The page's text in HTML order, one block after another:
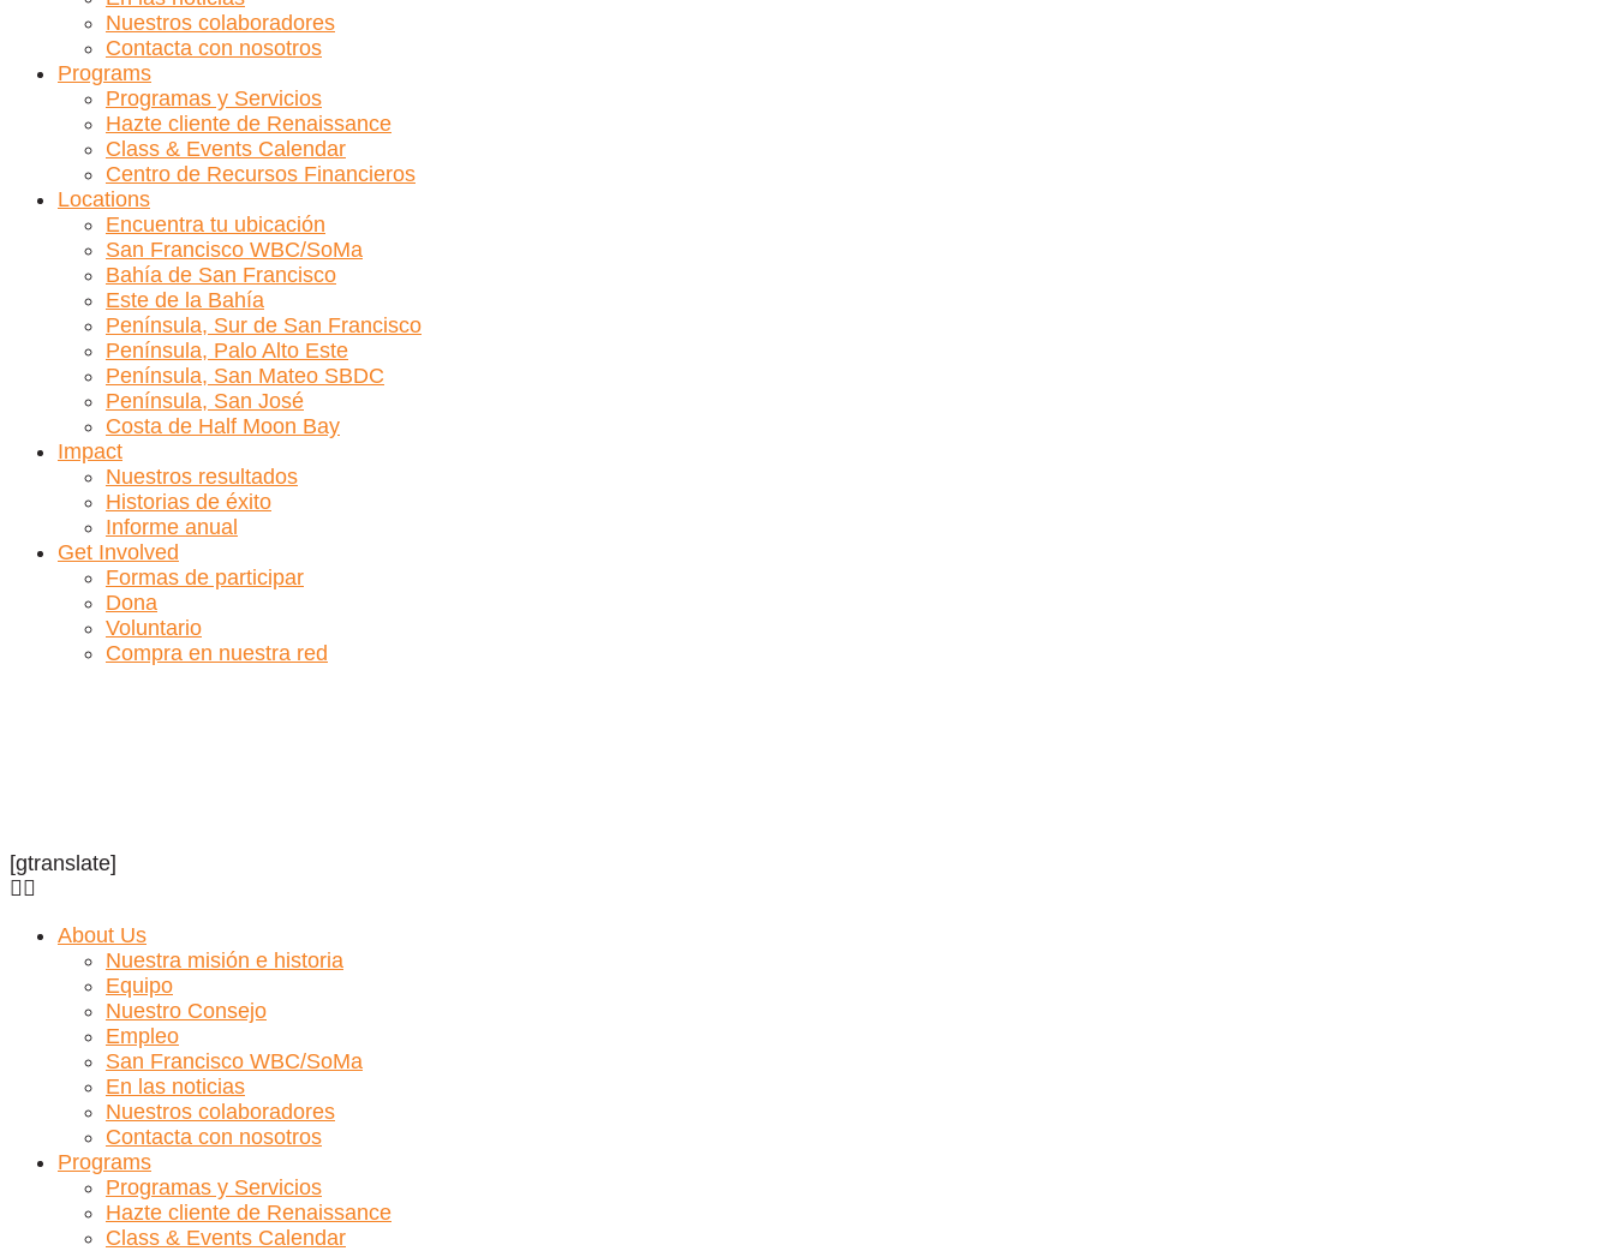
Nuestros colaboradores
Contacta con nosotros
Programs
Programas y Servicios
Hazte cliente de Renaissance
Class & Events Calendar
Centro de Recursos Financieros
Locations
Encuentra tu ubicación
San Francisco WBC/SoMa
Bahía de San Francisco
Este de la Bahía
Península, Sur de San Francisco
Península, Palo Alto Este
Península, San Mateo SBDC
Península, San José
Costa de Half Moon Bay
Impact
Nuestros resultados
Historias de éxito
Informe anual
Get Involved
Formas de participar
Dona
Voluntario
Compra en nuestra red
[gtranslate]
About Us
Nuestra misión e historia
Equipo
Nuestro Consejo
Empleo
San Francisco WBC/SoMa
En las noticias
Nuestros colaboradores
Contacta con nosotros
Programs
Programas y Servicios
Hazte cliente de Renaissance
Class & Events Calendar